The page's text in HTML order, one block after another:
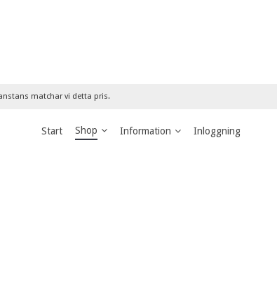
matchar vi detta pris.
Start Shop Information Inloggning